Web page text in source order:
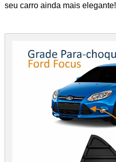
seu carro ainda mais elegante!